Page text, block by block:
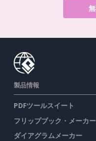
製品情報
PDFツールスイート
フリップブック・メーカー
ダイアグラムメーカー